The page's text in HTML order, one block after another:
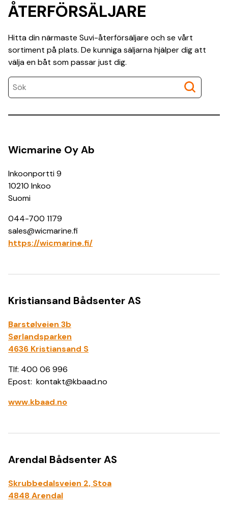
ÅTERFÖRSÄLJARE
Hitta din närmaste Suvi-återförsäljare och se vårt
sortiment på plats. De kunniga säljarna hjälper dig att
välja en båt som passar just dig.
Wicmarine Oy Ab
Inkoonportti 9
10210 Inkoo
Suomi
044-700 1179
sales@wicmarine.fi
https://wicmarine.fi/
Kristiansand Bådsenter AS
Barstølveien 3b
Sørlandsparken
4636 Kristiansand S
Tlf: 400 06 996
Epost: kontakt@kbaad.no
www.kbaad.no
Arendal Bådsenter AS
Skrubbedalsveien 2, Stoa
4848 Arendal